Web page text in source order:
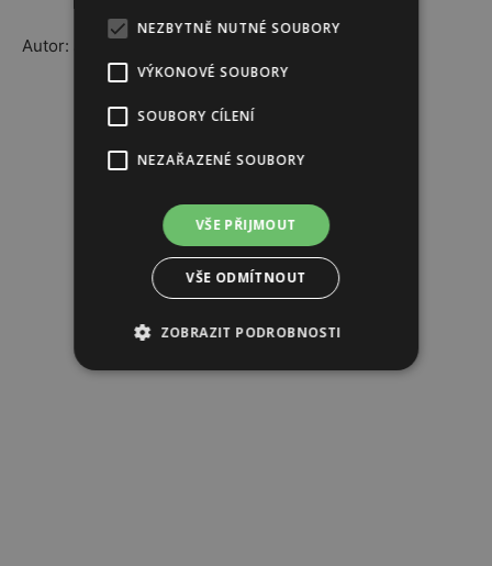
Autor: Josef Pojsl (publicista)
NEZBYTNĚ NUTNÉ SOUBORY
VÝKONOVÉ SOUBORY
SOUBORY CÍLENÍ
NEZAŘAZENÉ SOUBORY
VŠE PŘIJMOUT
VŠE ODMÍTNOUT
ZOBRAZIT PODROBNOSTI